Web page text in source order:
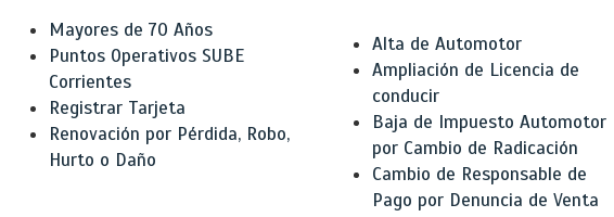
Mayores de 70 Años
Puntos Operativos SUBE
Corrientes
Registrar Tarjeta
Renovación por Pérdida, Robo,
Hurto o Daño
Alta de Automotor
Ampliación de Licencia de
conducir
Baja de Impuesto Automotor
por Cambio de Radicación
Cambio de Responsable de
Pago por Denuncia de Venta